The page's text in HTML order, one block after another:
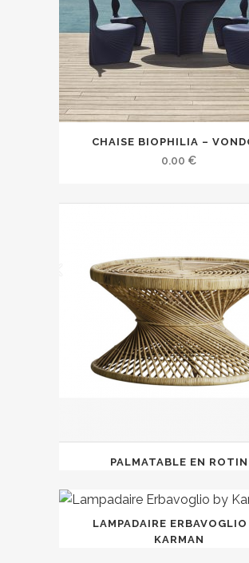
CHAISE BIOPHILIA –
0.00 €
PALMATABLE EN ROTIN
LAMPADAIRE ERBAVOGLIO
KARMAN